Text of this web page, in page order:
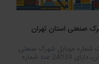
صنعتی استان تهران
شماره موبایل شهرک صنعتی
تهران، دارای 24039 عدد شماره